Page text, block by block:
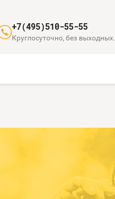
+7(495)510-55-55
Круглосуточно, без выходных.